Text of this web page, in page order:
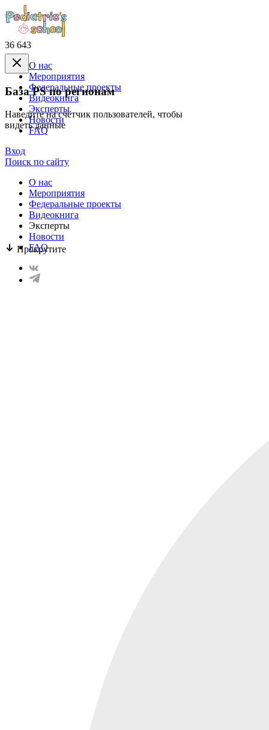
36 643
База PS по регионам
Наведите на счётчик пользователей, чтобы
видеть данные
Прокрутите
О нас
Mероприятия
Федеральные проекты
Видеокнига
Эксперты
Новости
FAQ
Вход
Поиск по сайту
О нас
Mероприятия
Федеральные проекты
Видеокнига
Эксперты
Новости
FAQ